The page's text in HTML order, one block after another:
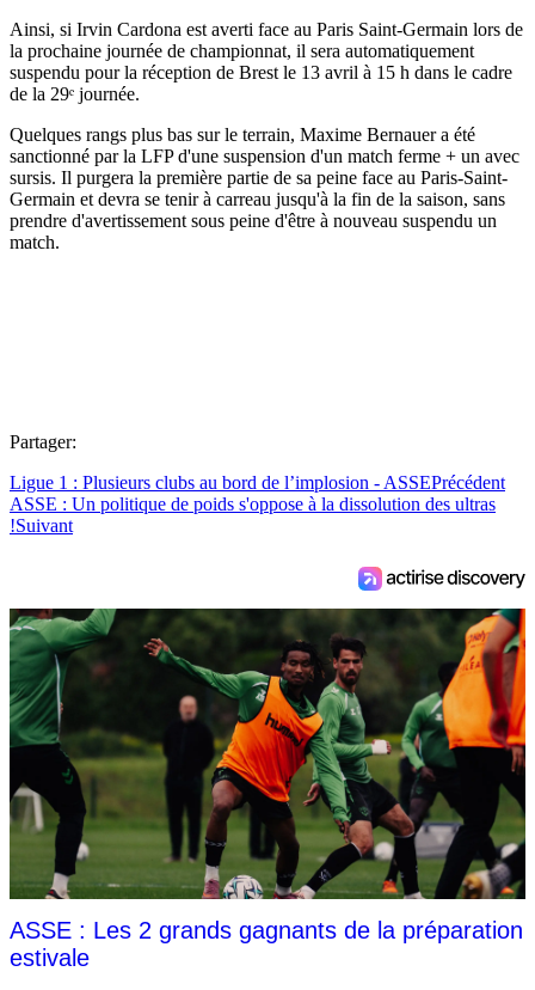
Ainsi, si Irvin Cardona est averti face au Paris Saint-Germain lors de
la prochaine journée de championnat, il sera automatiquement
suspendu pour la réception de Brest le 13 avril à 15 h dans le cadre
de la 29ᵉ journée.
Quelques rangs plus bas sur le terrain, Maxime Bernauer a été
sanctionné par la LFP d'une suspension d'un match ferme + un avec
sursis. Il purgera la première partie de sa peine face au Paris-Saint-
Germain et devra se tenir à carreau jusqu'à la fin de la saison, sans
prendre d'avertissement sous peine d'être à nouveau suspendu un
match.
Partager:
Ligue 1 : Plusieurs clubs au bord de l’implosion - ASSEPrécédent
ASSE : Un politique de poids s'oppose à la dissolution des ultras
!Suivant
ASSE : Les 2 grands gagnants de la préparation
estivale